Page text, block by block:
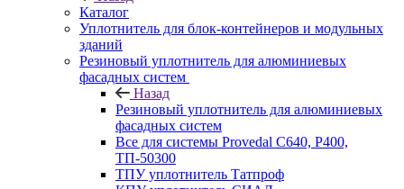
Каталог
Уплотнитель для блок-контейнеров и модульных
зданий
Резиновый уплотнитель для алюминиевых
фасадных систем
Назад
Резиновый уплотнитель для алюминиевых
фасадных систем
Все для системы Provedal С640, Р400,
ТП-50300
ТПУ уплотнитель Татпроф